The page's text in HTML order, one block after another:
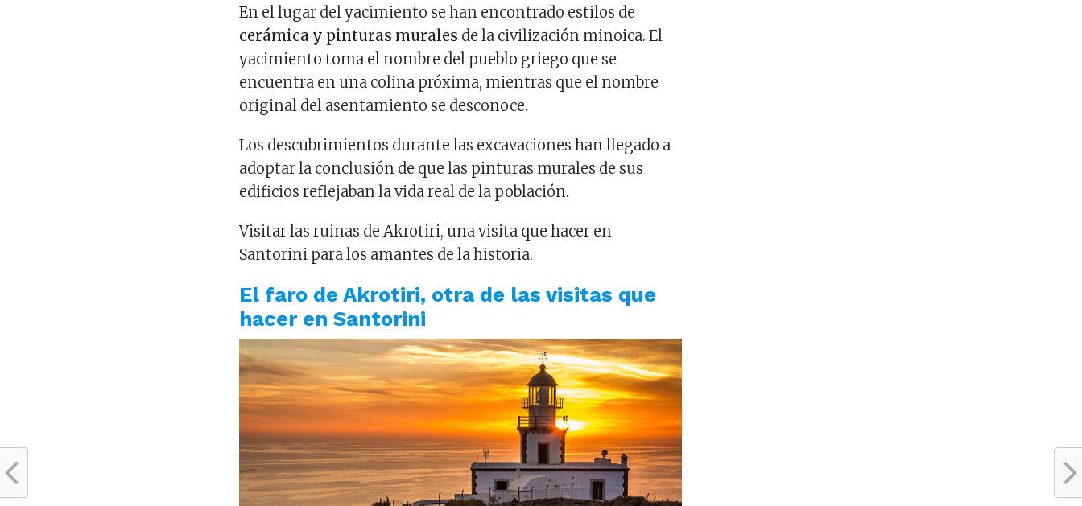
En el lugar del yacimiento se han encontrado estilos de
cerámica y pinturas murales de la civilización minoica. El
yacimiento toma el nombre del pueblo griego que se
encuentra en una colina próxima, mientras que el nombre
original del asentamiento se desconoce.
Los descubrimientos durante las excavaciones han llegado a
adoptar la conclusión de que las pinturas murales de sus
edificios reflejaban la vida real de la población.
Visitar las ruinas de Akrotiri, una visita que hacer en
Santorini para los amantes de la historia.
El faro de Akrotiri, otra de las visitas que
hacer en Santorini